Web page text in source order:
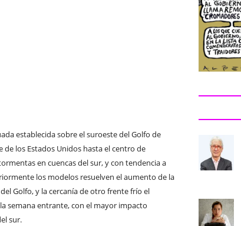
establecida sobre el suroeste del Golfo de
los Estados Unidos hasta el centro de
en cuencas del sur, y con tendencia a
los modelos resuelven el aumento de la
Golfo, y la cercanía de otro frente frío el
semana entrante, con el mayor impacto
sur.